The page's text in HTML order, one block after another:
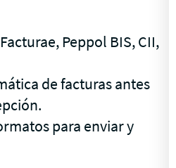
Peppol BIS, CII,
de facturas antes
para enviar y